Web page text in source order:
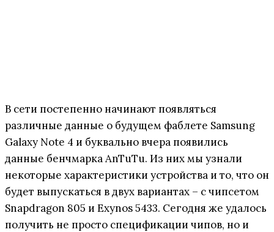
В сети постепенно начинают появляться
различные данные о будущем фаблете Samsung
Galaxy Note 4 и буквально вчера появились
данные бенчмарка AnTuTu. Из них мы узнали
некоторые характеристики устройства и то, что он
будет выпускаться в двух вариантах – с чипсетом
Snapdragon 805 и Exynos 5433. Сегодня же удалось
получить не просто спецификации чипов, но и